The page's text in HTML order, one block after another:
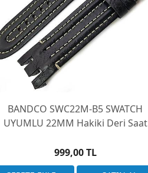
BANDCO SWC22M-B5 SWATCH
UYUMLU 22MM Hakiki Deri Saat
999,00 TL